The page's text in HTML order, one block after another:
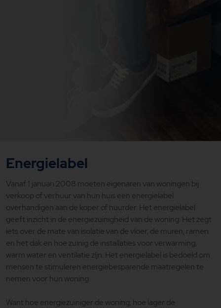
Energielabel
Vanaf 1 januari 2008 moeten eigenaren van woningen bij
verkoop of verhuur van hun huis een energielabel
overhandigen aan de koper of huurder. Het energielabel
geeft inzicht in de energiezuinigheid van de woning. Het zegt
iets over de mate van isolatie van de vloer, de muren, ramen
en het dak en hoe zuinig de installaties voor verwarming,
warm water en ventilatie zijn. Het energielabel is bedoeld om
mensen te stimuleren energiebesparende maatregelen te
nemen voor hun woning.
Want hoe energiezuiniger de woning, hoe lager de